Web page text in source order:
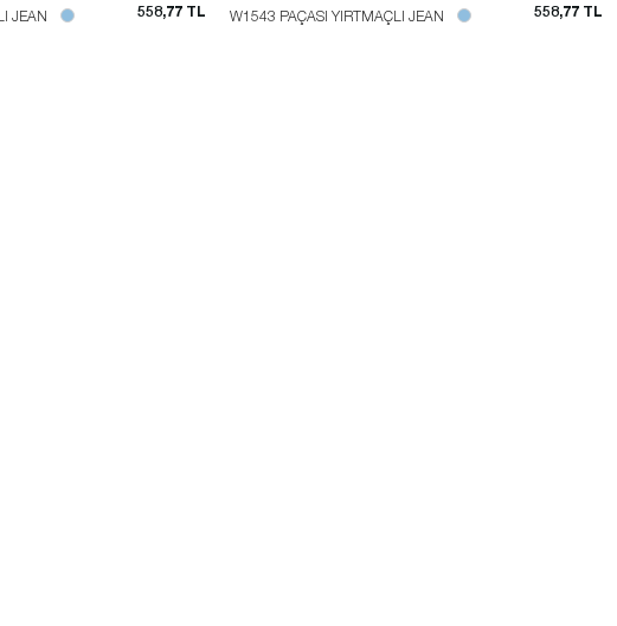
JEAN 558,77 TL W1543 PAÇASI YIRTMAÇLI JEAN 558,77 TL